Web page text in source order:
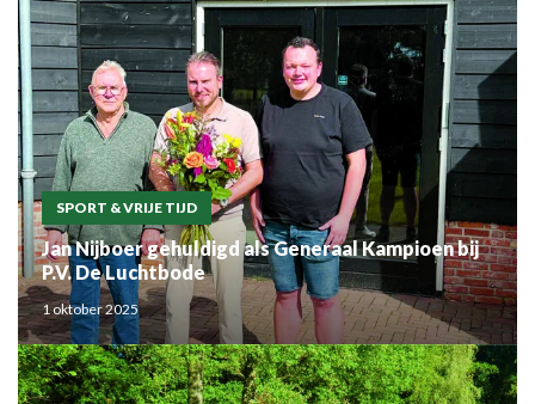
SPORT & VRIJE TIJD
Jan Nijboer gehuldigd als Generaal Kampioen bij
P.V. De Luchtbode
1 oktober 2025